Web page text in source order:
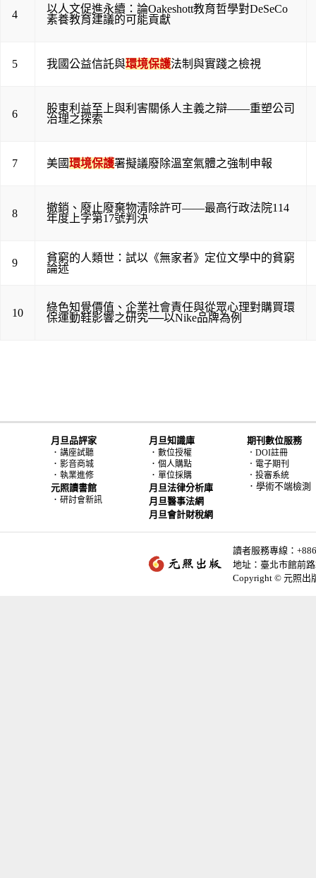
4
以人文促進永續：論Oakeshott教育哲學對DeSeCo
素養教育建議的可能貢獻
5 我國公益信託與環境保護法制與實踐之檢視
6
股東利益至上與利害關係人主義之辯――重塑公司
治理之探索
7 美國環境保護署擬議廢除溫室氣體之強制申報
8
撤銷、廢止廢棄物清除許可——最高行政法院114
年度上字第17號判決
9
貧窮的人類世：試以《無家者》定位文學中的貧窮
論述
10
綠色知覺價值、企業社會責任與從眾心理對購買環
保運動鞋影響之研究──以Nike品牌為例
月旦品評家
． 講座試聽
． 影音商城
． 執業進修
元照讀書館
． 研討會新訊
月旦知識庫
． 數位授權
． 個人購點
． 單位採購
月旦法律分析庫
月旦醫事法網
月旦會計財稅網
期刊數位服務
．DOI註冊
．電子期刊
．投審系統
．學術不端檢測
讀者服務專線：
地址：臺北市館前
Copyright © 元照出